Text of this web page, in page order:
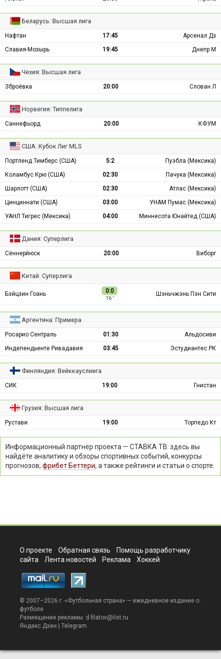
Беларусь: Высшая лига
Нафтан 17:45
Арсенал Дз
Славия-Мозырь
19:45 Днепр М
Чехия: Высшая лига
Зброёвка 20:00 Слован Л
Норвегия: Типпелига
Саннефьорд 20:00 КФУМ
США: Кубок Лиг MLS
Портленд Тимберс (США) 5:2
Пуэбла (Мексика)
Коламбус Крю (США)
02:30
Пачука (Мексика)
Шарлотт (США)
02:30
Атлас (Мексика)
Цинциннати (США)
03:00
УНАМ Пумас (Мексика)
УАНЛ Тигрес (Мексика)
04:00 Миннесота Юнайтед (США)
Дания: Суперлига
Сённерйюск 20:00 Виборг
Китай: Суперлига
Бэйцзин Гоань 0:0
16 ′
Шэньчжэнь Пэн Сити
Аргентина: Примера
Росарио Сентраль 01:30
Альдосиви
Индепендьенте Ривадавия
03:45 Эстудиантес РК
Финляндия: Вейккауслиига
СИК 19:00 Гнистан
Грузия: Высшая лига
Рустави 19:00 Торпедо Кт
Информационный партнёр проекта — СТАВКА ТВ: здесь вы
найдёте аналитику и обзоры спортивных событий, конкурсы
прогнозов, фрибет Беттери, а также рейтинги и статьи о спорте.
О проекте Обратная связь
Помощь разработчику
сайта
Лента новостей Реклама Хоккей
© 2007–2026 г. «Футбольная страна» — ежедневное издание о
футболе
Размещение рекламы: d.filatov@list.ru
Яндекс.Дзен
Telegram